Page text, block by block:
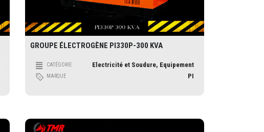
GROUPE ÉLECTROGÈNE PI330P-300 KVA
CATÉGORIE Electricité et Soudure, Equipement
MARQUE PI